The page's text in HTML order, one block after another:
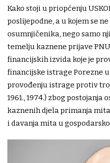
Kako stoji u priopćenju
poslijepodne, a u kojem se
osumnjičenika, nego samo
temelju kaznene prijave
financijskih izvida koje je
financijske istrage Porezne
provođenju istrage protiv
1961., 1974.) zbog postojanja
kaznenih djela primanja
i davanja mita u